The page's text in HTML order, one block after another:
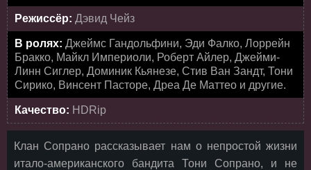
Режиссёр: Дэвид Чейз
В ролях: Джеймс Гандольфини, Эди Фалко, Лоррейн
Бракко, Майкл Империоли, Роберт Айлер, Джейми-
Линн Сиглер, Доминик Кьянезе, Стив Ван Зандт, Тони
Сирико, Винсент Пасторе, Дреа Де Маттео и другие.
Качество: HDRip
Клан Сопрано рассказывает нам о непростой жизни
итало-американского бандита Тони Сопрано, и не